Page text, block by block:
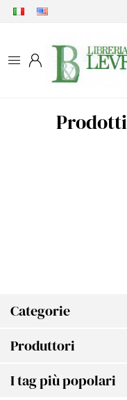
Categorie
Produttori
I tag più popolari